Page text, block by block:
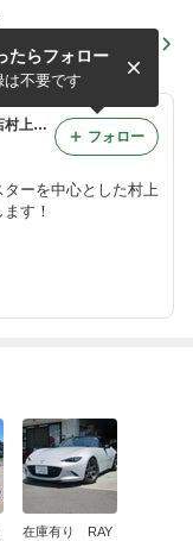
良好 M2-1001入荷
四国、愛媛にあるロードスター専門店村上モータースのスーパー耐久参戦日記 NDロードスター 愛媛 四国
ーを中心とした村上
す！
たらフォロー
は不要です
フォロー
在庫有り RAY